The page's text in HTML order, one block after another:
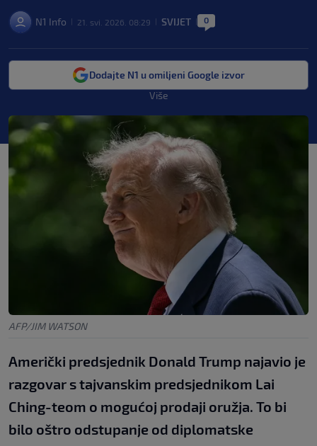
N1 Info 21. svi. 2026. 08:29 SVIJET 0
Dodajte N1 u omiljeni Google izvor
Više
AFP/JIM WATSON
Američki predsjednik Donald Trump najavio je
razgovar s tajvanskim predsjednikom Lai
Ching-teom o mogućoj prodaji oružja. To bi
bilo oštro odstupanje od diplomatske